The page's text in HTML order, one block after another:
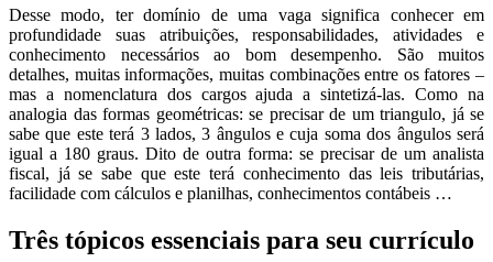
Desse modo, ter domínio de uma vaga significa conhecer em
profundidade suas atribuições, responsabilidades, atividades e
conhecimento necessários ao bom desempenho. São muitos
detalhes, muitas informações, muitas combinações entre os fatores –
mas a nomenclatura dos cargos ajuda a sintetizá-las. Como na
analogia das formas geométricas: se precisar de um triangulo, já se
sabe que este terá 3 lados, 3 ângulos e cuja soma dos ângulos será
igual a 180 graus. Dito de outra forma: se precisar de um analista
fiscal, já se sabe que este terá conhecimento das leis tributárias,
facilidade com cálculos e planilhas, conhecimentos contábeis …
Três tópicos essenciais para seu currículo